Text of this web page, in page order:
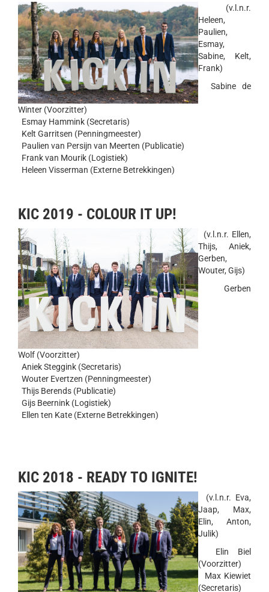
(v.l.n.r.
Heleen,
Paulien,
Esmay,
Sabine, Kelt,
Frank)
Sabine de
Winter (Voorzitter)
Esmay Hammink (Secretaris)
Kelt Garritsen (Penningmeester)
Paulien van Persijn van Meerten (Publicatie)
Frank van Mourik (Logistiek)
Heleen Visserman (Externe Betrekkingen)
KIC 2019 - COLOUR IT UP!
(v.l.n.r. Ellen,
Thijs, Aniek,
Gerben,
Wouter, Gijs)
Gerben
Wolf (Voorzitter)
Aniek Steggink (Secretaris)
Wouter Evertzen (Penningmeester)
Thijs Berends (Publicatie)
Gijs Beernink (Logistiek)
Ellen ten Kate (Externe Betrekkingen)
KIC 2018 - READY TO IGNITE!
(v.l.n.r. Eva,
Jaap, Max,
Elin, Anton,
Julik)
Elin Biel
(Voorzitter)
Max Kiewiet
(Secretaris)